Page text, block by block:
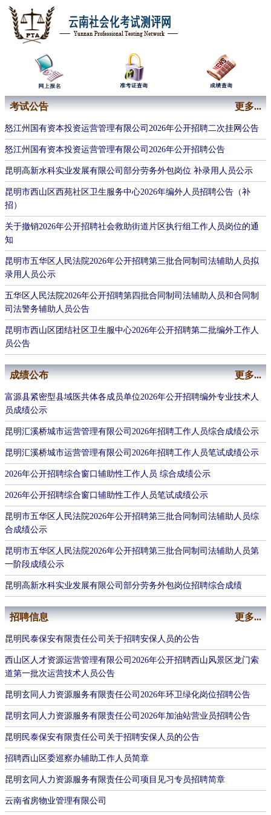
考试公告 更多...
怒江州国有资本投资运营管理有限公司2026年公开招聘二次挂网公告
​怒江州国有资本投资运营管理有限公司2026年公开招聘公告
昆明高新水科实业发展有限公司部分劳务外包岗位 补录用人员公示
昆明市西山区西苑社区卫生服务中心2026年编外人员招聘公告（补
招）
关于撤销2026年公开招聘社会救助街道片区执行组工作人员岗位的通
知
昆明市五华区人民法院2026年公开招聘第三批合同制司法辅助人员拟
录用人员公示
五华区人民法院2026年公开招聘第四批合同制司法辅助人员和合同制
司法警务辅助人员公告
昆明市西山区团结社区卫生服中心2026年公开招聘第二批编外工作人
员公告
成绩公布 更多...
富源县紧密型县域医共体各成员单位2026年公开招聘编外专业技术人
员成绩公示
昆明汇溪桥城市运营管理有限公司2026年招聘工作人员综合成绩公示
昆明汇溪桥城市运营管理有限公司2026年招聘工作人员笔试成绩公示
2026年公开招聘综合窗口辅助性工作人员 综合成绩公示
2026年公开招聘综合窗口辅助性工作人员笔试成绩公示
昆明市五华区人民法院2026年公开招聘第三批合同制司法辅助人员综
合成绩公示
昆明市五华区人民法院2026年公开招聘第三批合同制司法辅助人员第
一阶段成绩公示
昆明高新水科实业发展有限公司部分劳务外包岗位招聘综合成绩
招聘信息 更多...
昆明民泰保安有限责任公司关于招聘安保人员的公告
西山区人才资源运营管理有限公司2026年公开招聘西山风景区龙门索
道第一批次运营技术人员公告
​昆明玄同人力资源服务有限责任公司2026年环卫绿化岗位招聘公告
​昆明玄同人力资源服务有限责任公司2026年加油站营业员招聘公告
昆明民泰保安有限责任公司关于招聘安保人员的公告
招聘西山区委巡察办辅助工作人员简章
​昆明玄同人力资源服务有限责任公司项目见习专员招聘简章
​云南省房物业管理有限公司